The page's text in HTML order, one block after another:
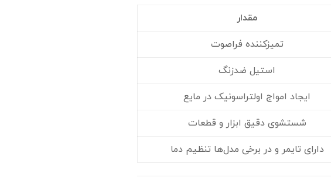
مقدار
تمیزکننده فراصوت
استیل ضدزنگ
ایجاد امواج اولتراسونیک در مایع
شستشوی دقیق ابزار و قطعات
دارای تایمر و در برخی مدل‌ها تنظیم دما